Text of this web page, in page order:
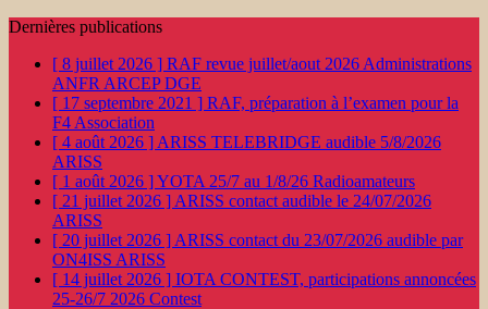
Dernières publications
[ 8 juillet 2026 ] RAF revue juillet/aout 2026 Administrations
ANFR ARCEP DGE
[ 17 septembre 2021 ] RAF, préparation à l’examen pour la
F4 Association
[ 4 août 2026 ] ARISS TELEBRIDGE audible 5/8/2026
ARISS
[ 1 août 2026 ]YOTA 25/7 au 1/8/26 Radioamateurs
[ 21 juillet 2026 ] ARISS contact audible le 24/07/2026
ARISS
[ 20 juillet 2026 ] ARISS contact du 23/07/2026 audible par
ON4ISS ARISS
[ 14 juillet 2026 ] IOTA CONTEST, participations annoncées
25-26/7 2026 Contest